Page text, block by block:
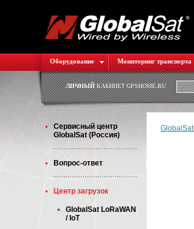
Оборудование Мониторинг транспорта
ЛИЧНЫЙКАБИНЕТ GPSHOME.RU
Cервисный центр
GlobalSat (Россия)
Вопрос-ответ
Центр загрузок
GlobalSat LoRaWAN
/ IoT